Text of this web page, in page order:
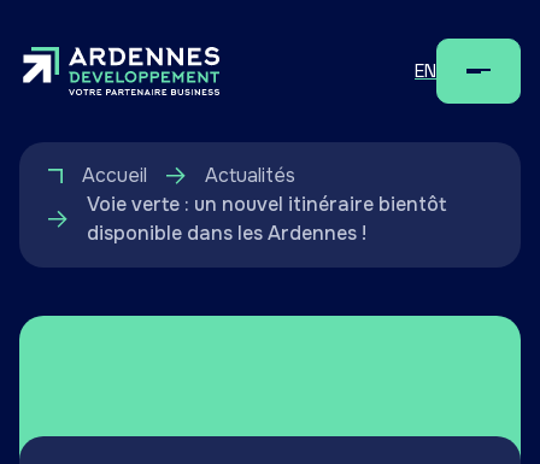
EN Menu
Accueil
Actualités
Voie verte : un nouvel itinéraire bientôt
disponible dans les Ardennes !